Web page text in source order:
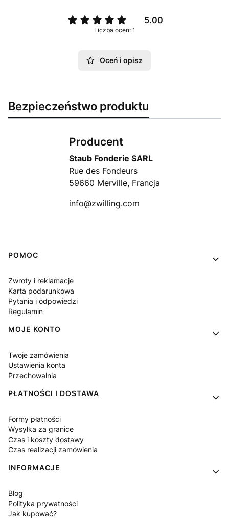
5.00
Liczba ocen: 1
Oceń i opisz
Bezpieczeństwo produktu
Producent
Staub Fonderie SARL
Rue des Fondeurs
59660 Merville, Francja
info@zwilling.com
Linki w stopce
POMOC
Zwroty i reklamacje
Karta podarunkowa
Pytania i odpowiedzi
Regulamin
MOJE KONTO
Twoje zamówienia
Ustawienia konta
Przechowalnia
PŁATNOŚCI I DOSTAWA
Formy płatności
Wysyłka za granice
Czas i koszty dostawy
Czas realizacji zamówienia
INFORMACJE
Blog
Polityka prywatności
Jak kupować?